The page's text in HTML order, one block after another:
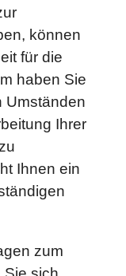
können
für die
haben Sie
Umständen
Ihrer
Ihnen ein
zum